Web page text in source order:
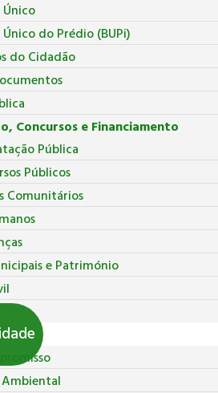
Único
Único do Prédio (BUPi)
do Cidadão
Concursos e Financiamento
Pública
Públicos
Comunitários
e Património
Ambiental